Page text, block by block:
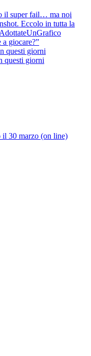
il super fail… ma noi
Eccolo in tutta la
a giocare?”
questi giorni
questi giorni
il 30 marzo (on line)